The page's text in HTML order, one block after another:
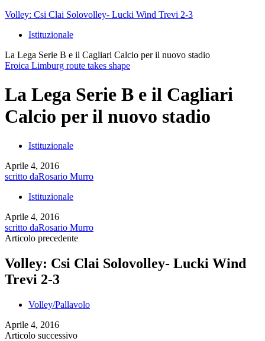
Volley: Csi Clai Solovolley- Lucki Wind Trevi 2-3
Istituzionale
La Lega Serie B e il Cagliari Calcio per il nuovo stadio
Eroica Limburg route takes shape
La Lega Serie B e il Cagliari
Calcio per il nuovo stadio
Istituzionale
Aprile 4, 2016
scritto daRosario Murro
Istituzionale
Aprile 4, 2016
scritto daRosario Murro
Articolo precedente
Volley: Csi Clai Solovolley- Lucki Wind
Trevi 2-3
Volley/Pallavolo
Aprile 4, 2016
Articolo successivo